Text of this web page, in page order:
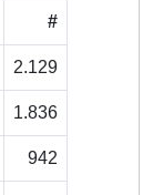
#
2.129
1.836
942